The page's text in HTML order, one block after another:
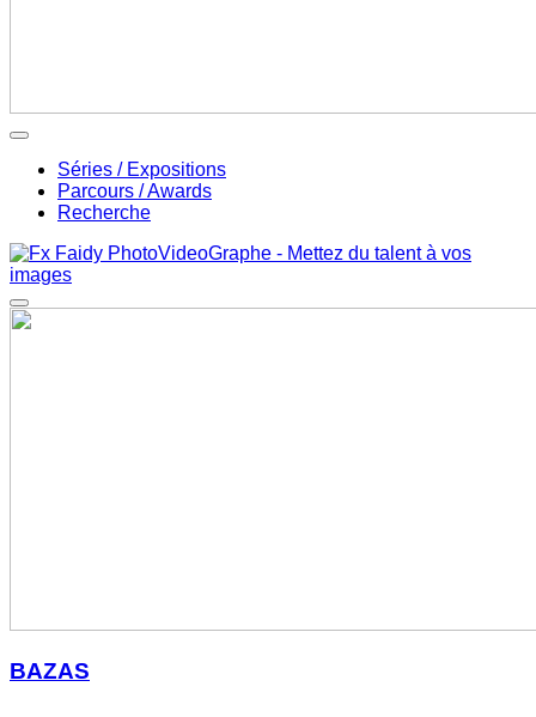
Séries / Expositions
Parcours / Awards
Recherche
BAZAS